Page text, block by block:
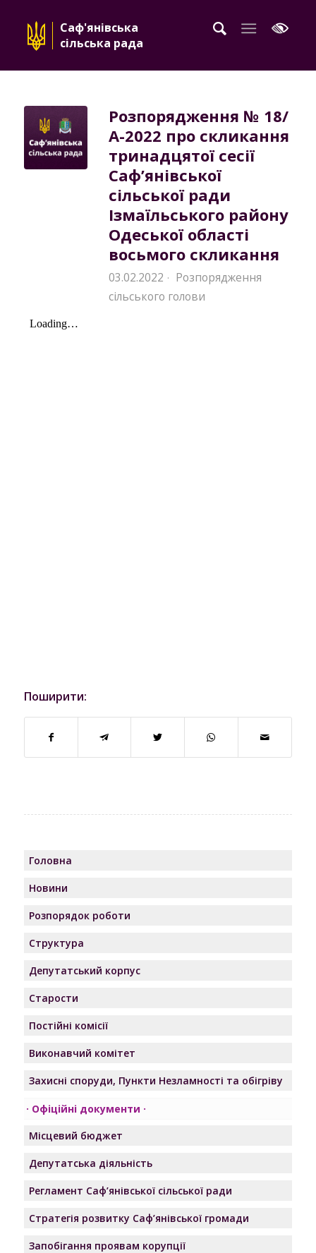
Саф'янівська
сільська рада
Розпорядження № 18/
А-2022 про скликання
тринадцятої сесії
Саф’янівської
сільської ради
Ізмаїльського району
Одеської області
восьмого скликання
03.02.2022 · Розпорядження
сільського голови
Поширити:
Головна
Новини
Розпорядок роботи
Структура
Депутатський корпус
Старости
Постійні комісії
Виконавчий комітет
Захисні споруди, Пункти Незламності та обігріву
Офіційні документи
Місцевий бюджет
Депутатська діяльність
Регламент Саф’янівської сільської ради
Стратегія розвитку Саф’янівської громади
Запобігання проявам корупції